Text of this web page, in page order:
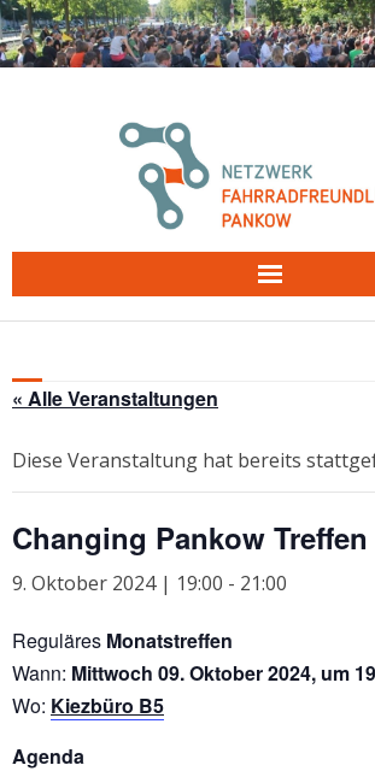
Skip
to
« Alle Veranstaltungen
Diese Veranstaltung hat bereits
Changing Pankow
9. Oktober 2024 | 19:00 - 21:00
Reguläres Monatstreffen
Wann: Mittwoch 09. Oktober 2024, um
Wo: Kiezbüro B5
Agenda